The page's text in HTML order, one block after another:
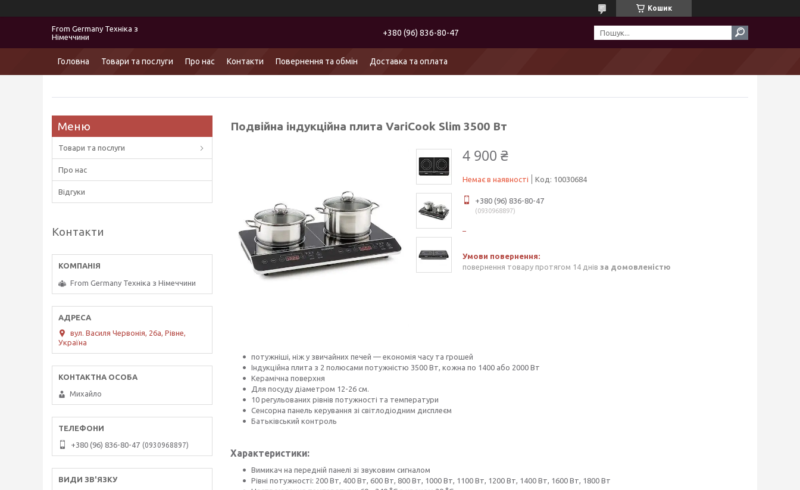
Кошик
From Germany Техніка з
Німеччини
+380 (96) 836-80-47
Головна Товари та послуги Про нас Контакти Повернення та обмін Доставка та оплата
Подвійна індукційна плита VariCook Slim 3500 Вт
4 900 ₴
Немає в наявності Код: 10030684
+380 (96) 836-80-47
0930968897
повернення товару протягом 14 днів за домовленістю
потужніші, ніж у звичайних печей — економія часу та грошей
Індукційна плита з 2 полюсами потужністю 3500 Вт, кожна по 1400 або 2000 Вт
Керамічна поверхня
Для посуду діаметром 12-26 см.
10 регульованих рівнів потужності та температури
Сенсорна панель керування зі світлодіодним дисплеєм
Батьківський контроль
Характеристики:
Вимикач на передній панелі зі звуковим сигналом
Рівні потужності: 200 Вт, 400 Вт, 600 Вт, 800 Вт, 1000 Вт, 1100 Вт, 1200 Вт, 1400 Вт, 1600 Вт, 1800 Вт
Товари та послуги
Про нас
Відгуки
Контакти
From Germany Техніка з Німеччини
вул. Василя Червонія, 26а, Рівне,
Україна
Михайло
+380 (96) 836-80-47 0930968897